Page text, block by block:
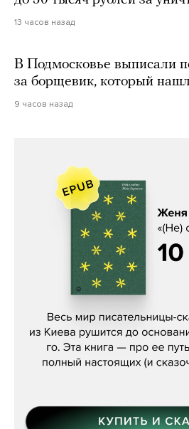
13 часов назад
В Подмосковье выписали
за борщевик, который
9 часов назад
Женя Бережная,